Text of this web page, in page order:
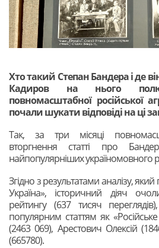
Хто такий Степан Бандера і де
Кадиров на нього
повномасштабної російської
почали шукати відповіді на ці
Так, за три місяці
вторгнення статті про
найпопулярніших україномовного
Згідно з результатами аналізу,
Україна», історичний діяч
рейтингу (637 тисяч
популярним статтям як
(2463 069), Арестович Олексій
(665780).